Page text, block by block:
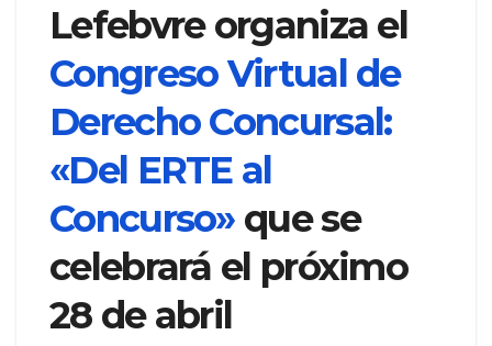
Lefebvre organiza el
Congreso Virtual de
Derecho Concursal:
«Del ERTE al
Concurso»que se
celebrará el próximo
28 de abril